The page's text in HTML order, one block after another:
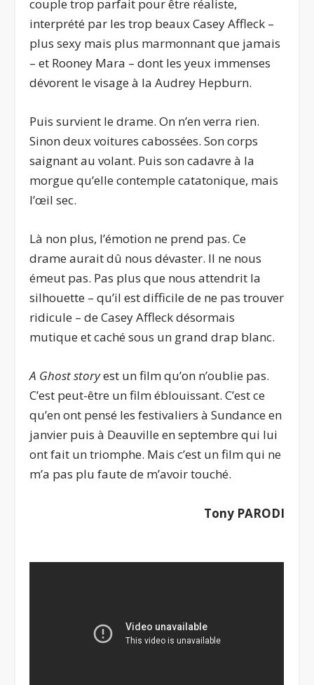
couple trop parfait pour être réaliste,
interprété par les trop beaux Casey Affleck –
plus sexy mais plus marmonnant que jamais
– et Rooney Mara – dont les yeux immenses
dévorent le visage à la Audrey Hepburn.
Puis survient le drame. On n’en verra rien.
Sinon deux voitures cabossées. Son corps
saignant au volant. Puis son cadavre à la
morgue qu’elle contemple catatonique, mais
l’œil sec.
Là non plus, l’émotion ne prend pas. Ce
drame aurait dû nous dévaster. Il ne nous
émeut pas. Pas plus que nous attendrit la
silhouette – qu’il est difficile de ne pas trouver
ridicule – de Casey Affleck désormais
mutique et caché sous un grand drap blanc.
A Ghost storyest un film qu’on n’oublie pas.
C’est peut-être un film éblouissant. C’est ce
qu’en ont pensé les festivaliers à Sundance en
janvier puis à Deauville en septembre qui lui
ont fait un triomphe. Mais c’est un film qui ne
m’a pas plu faute de m’avoir touché.
Tony PARODI